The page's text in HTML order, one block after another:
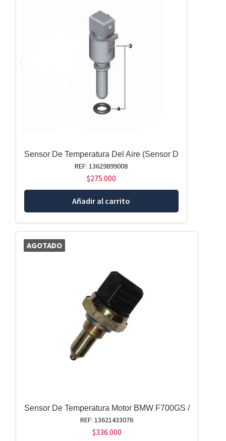
Sensor De Temperatura Del Aire (Sensor D
REF: 13629899008
$275.000
Añadir al carrito
AGOTADO
Sensor De Temperatura Motor BMW F700GS /
REF: 13621433076
$336.000